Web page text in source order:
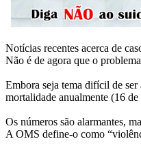
Notícias recentes acerca de
Não é de agora que o
Embora seja tema difícil de
mortalidade anualmente (16
Os números são alarmantes,
A OMS define-o como